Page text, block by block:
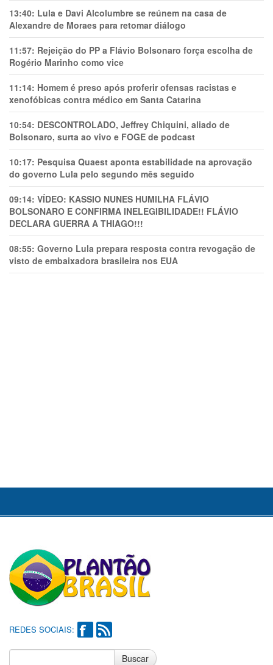
13:40: Lula e Davi Alcolumbre se reúnem na casa de
Alexandre de Moraes para retomar diálogo
11:57: Rejeição do PP a Flávio Bolsonaro força escolha de
Rogério Marinho como vice
11:14: Homem é preso após proferir ofensas racistas e
xenofóbicas contra médico em Santa Catarina
10:54: DESCONTROLADO, Jeffrey Chiquini, aliado de
Bolsonaro, surta ao vivo e FOGE de podcast
10:17: Pesquisa Quaest aponta estabilidade na aprovação
do governo Lula pelo segundo mês seguido
09:14: VÍDEO: KASSIO NUNES HUMlLHA FLÁVIO
BOLSONARO E CONFIRMA INELEGIBILIDADE!! FLÁVIO
DECLARA GUERRA A THIAGO!!!
08:55: Governo Lula prepara resposta contra revogação de
visto de embaixadora brasileira nos EUA
REDES SOCIAIS:
Buscar